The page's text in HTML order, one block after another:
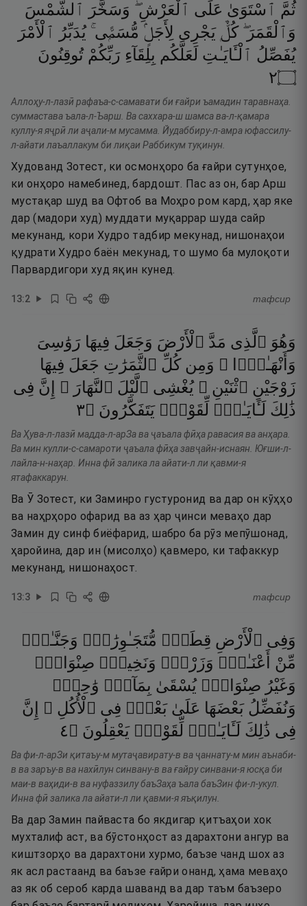
ثُمَّ ٱسْتَوَىٰ عَلَى ٱلْعَرْشِ ۖ وَسَخَّرَ ٱلشَّمْسَ
وَٱلْقَمَرَ ۖ كُلٌّۭ يَجْرِى لِأَجَلٍۢ مُّسَمًّۭى ۚ يُدَبِّرُ ٱلْأَمْرَ
يُفَصِّلُ ٱلْـَٔايَـٰتِ لَعَلَّكُم بِلِقَآءِ رَبِّكُمْ تُوقِنُونَ
۝٢
Аллоҳу-л-лазӣ рафаъа-с-самавати би ғайри ъамадин таравнаҳа.
суммастава ъала-л-Ъарш. Ва саххара-ш шамса ва-л-қамара
куллу-я яҷрӣ ли аҷали-м мусамма. Йудаббиру-л-амра юфассилу-
л-айати лаъаллакум би лиқаи Раббикум туқинун.
Худованд Зотест, ки осмонҳоро ба ғайри сутунҳое,
ки онҳоро намебинед, бардошт. Пас аз он, бар Арш
мустақар шуд ва Офтоб ва Моҳро ром кард, ҳар яке
дар (мадори худ) муддати муқаррар шуда сайр
мекунанд, кори Худро тадбир мекунад, нишонаҳои
қудрати Худро баён мекунад, то шумо ба мулоқоти
Парвардигори худ яқин кунед.
13:2 тафсир
وَهُوَ ٱلَّذِى مَدَّ ٱلْأَرْضَ وَجَعَلَ فِيهَا رَوَٰسِىَ
وَأَنْهَـٰرًۭا ۖ وَمِن كُلِّ ٱلثَّمَرَٰتِ جَعَلَ فِيهَا
زَوْجَيْنِ ٱثْنَيْنِ ۖ يُغْشِى ٱلَّيْلَ ٱلنَّهَارَ ۚ إِنَّ فِى
ذَٰلِكَ لَـَٔايَـٰتٍۢ لِّقَوْمٍۢ يَتَفَكَّرُونَ ۝٣
Ва Ҳува-л-лазӣ мадда-л-арЗа ва ҷаъала фӣҳа равасия ва анҳара.
Ва мин кулли-с-самароти ҷаъала фӣҳа завҷайн-иснаян. Юғши-л-
лайла-н-наҳар. Инна фӣ залика ла айати-л ли қавми-я
ятафаккарун.
Ва Ӯ Зотест, ки Заминро густуронид ва дар он кӯҳҳо
ва наҳрҳоро офарид ва аз ҳар ҷинси меваҳо дар
Замин ду синф биёфарид, шабро ба рӯз мепӯшонад,
ҳаройина, дар ин (мисолҳо) қавмеро, ки тафаккур
мекунанд, нишонаҳост.
13:3 тафсир
وَفِى ٱلْأَرْضِ قِطَعٌۭ مُّتَجَـٰوِرَٰتٌۭ وَجَنَّـٰتٌۭ
مِّنْ
أَعْنَـٰبٍۢ وَزَرْعٌۭ وَنَخِيلٌۭ صِنْوَانٌۭ
وَغَيْرُ صِنْوَانٍۢ يُسْقَىٰ بِمَآءٍۢ وَٰحِدٍۢ
وَنُفَضِّلُ بَعْضَهَا عَلَىٰ بَعْضٍۢ فِى ٱلْأُكُلِ ۚ
إِنَّ
فِى ذَٰلِكَ لَـَٔايَـٰتٍۢ لِّقَوْمٍۢ يَعْقِلُونَ ۝٤
Ва фи-л-арЗи қитаъу-м мутаҷавирату-в ва ҷаннату-м мин аънаби-
в ва заръу-в ва нахӣлун синвану-в ва ғайру синвани-я юсқа би
маи-в ваҳиди-в ва нуфаззилу баъЗаҳа ъала баъЗин фи-л-укул.
Инна фӣ залика ла айати-л ли қавми-я яъқилун.
Ва дар Замин пайваста бо якдигар қитъаҳои хок
мухталиф аст, ва бӯстонҳост аз дарахтони ангур ва
киштзорҳо ва дарахтони хурмо, баъзе чанд шох аз
як асл растаанд ва баъзе ғайри онанд, ҳама меваҳо
аз як об сероб карда шаванд ва дар таъм баъзеро